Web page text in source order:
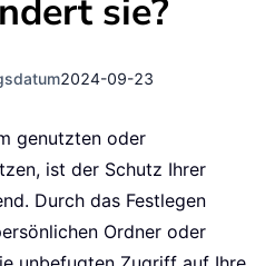
sie?
2024-09-23
genutzten oder
ist der Schutz Ihrer
Durch das Festlegen
Ordner oder